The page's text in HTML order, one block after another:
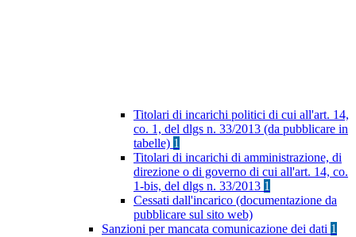
Titolari di incarichi politici di cui all'art. 14,
co. 1, del dlgs n. 33/2013 (da pubblicare in
tabelle) 1
Titolari di incarichi di amministrazione, di
direzione o di governo di cui all'art. 14, co.
1-bis, del dlgs n. 33/2013 1
Cessati dall'incarico (documentazione da
pubblicare sul sito web)
Sanzioni per mancata comunicazione dei dati 1